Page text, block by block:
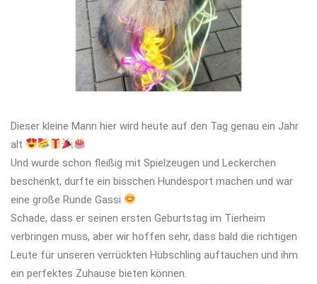
Dieser kleine Mann hier wird heute auf den Tag genau ein Jahr
alt
Und wurde schon fleißig mit Spielzeugen und Leckerchen
beschenkt, durfte ein bisschen Hundesport machen und war
eine große Runde Gassi
Schade, dass er seinen ersten Geburtstag im Tierheim
verbringen muss, aber wir hoffen sehr, dass bald die richtigen
Leute für unseren verrückten Hübschling auftauchen und ihm
ein perfektes Zuhause bieten können.